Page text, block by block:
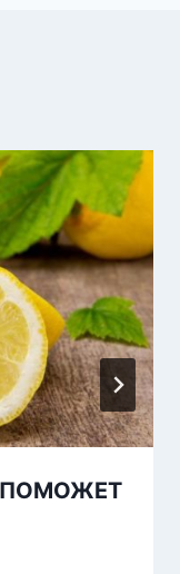
ПОМОЖЕТ